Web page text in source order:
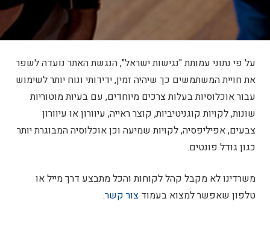
על פי נתוני עמותת "נגישות ישראל", הנגשת האתר נועדה לשפר
את חויית המשתמשים כך שיהיה זמין, ידידותי ונוח יותר לשימוש
עבור אוכלוסיות בעלות צרכים מיוחדים, עם בעיות מוטוריות
שונות, לקויות קוגניטיביות, קוצר ראייה, עיוורון או עיוורון
צבעים, אפיליפסיה, לקויות שמיעה וכן אוכלוסיה המבוגרת יותר
כגון גודל פונטים.
משרדינו לא מקבל קהל לקוחות והכל מתבצע דרך מייל או
טלפון שאפשר למצוא בעמוד צור קשר.